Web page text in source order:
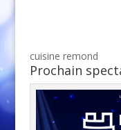
cuisine remond
Prochain